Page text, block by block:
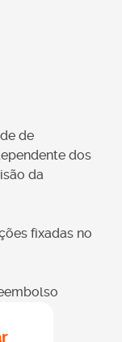
se no anexo B
se os
(já deve
ao ato isolado.
no respetivo
de
dos
da
fixadas no